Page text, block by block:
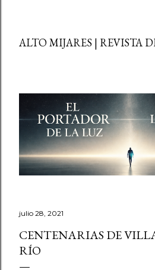
ALTO MIJARES | REVISTA
julio 28, 2021
CENTENARIAS DE
RÍO